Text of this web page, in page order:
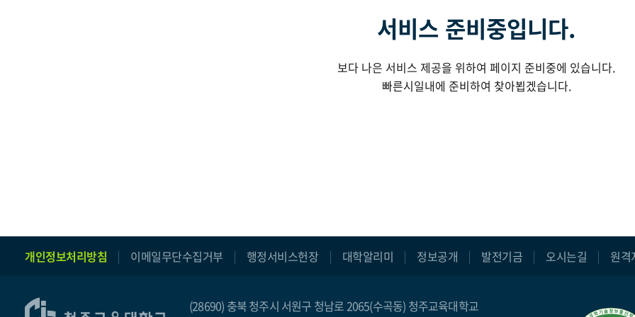
서비스 준비중입니다.
보다 나은 서비스 제공을 위하여 페이지 준비중에 있습니다.
빠른시일내에 준비하여 찾아뵙겠습니다.
개인정보처리방침 이메일무단수집거부 행정서비스헌장 대학알리미 정보공개 발전기금 오시는길 원격
facebookinstagramyoutubeblog
(28690) 충북 청주시 서원구 청남로 2065(수곡동) 청주교육대학교